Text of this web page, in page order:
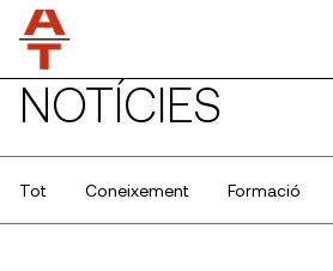
NOTÍCIES
Tot Coneixement Formació